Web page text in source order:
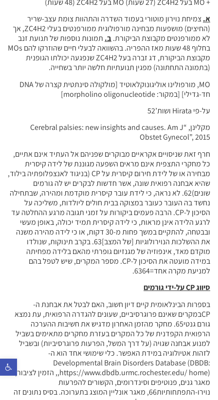
פתח
+ MO בעל ZC4H2 (27 שעות) MO בעל ZC4H2 (48 שעות)
א.צמיחת נוירון מוטורי בעמוד השדרה והתהוות צומת עצב-שריר
(החיצים) מושפעות מבחינה מורפולוגית ממורפנטים בעלי ZC4H2, אך
לא ממורפנטים מקבוצת הביקורת.ב. תמונות נוספות של תנועת זנב
בחלוף 48 שעות מאז ההפריה. בהשוואה לבעלי חיים שהוזרקו להם MOs
מקבוצת הביקורת, דג זברה בעל ZC4H2 שנפגעה יכולתו הגופנית
(בתמונה התחתונה) מפגין תנועתיות חלשה יותר בשחייה.
MO, מורפולינו אוליגונוקלאוטיד [מולקולה סינתטית קצרה של DNA
חד-גדילי] [במקור: morpholino oligonucleotide]
על-פי Hirata ושות’52
מקלינן, “Cerebral palsies: new insights and causes. Am J
Obstet Gynecol”, 2015
חרף זאת שניסויים אקראיים מבוקרים שפניהם אל העתיד אינם אתיים,
כל מחקרי התצפית אינם מראים השפעה מגוננת של לידה קיסרית
מבחירה או של לידת חירום קיסרית על CP (בניגוד לאנצפלופתיה בילוד,
שהיא אבחנה רפואית שונה, אשר חדשות לבקרים יש לה גורמים
שונים)62. לא נראה, כי לידת עובר קיסרית מוקדמת ומהירה, שבתחילה
נחשד בה העובר כעובר במצוקה בבית חולים ליולדות, משליכה על
הסיכון ל-CP. הרבה פעמים ביקורות על זמני תגובה מרגע ההחלטה עד
לרגע הלידה אינן מראות, כי לידה קיסרית תמיד יכולה, באופן מעשי
ובבטחה, להתקיים במשך פחות מ-30 דקות, או כי לידה מהירה משנה
את ההשלכות הנוירולוגיות [של המצב]63. בקרב תינוקות, שנולדו
מוקדם מאד, אינפוזיה של מגנזיום גופרתי מהאם בלידה מפחיתה
במידה מועטה את הסיכון ל-CP. מספר המקרים, שיש לטפל בהם
למניעת מקרה אחד=6364.
סיווגCPעל-ידי גורמים
בספרות הבינלאומית קיים דיון חשוב, האם לבטל את אבחנת ה-
CPבמקרים שאינם פרוגרסיביים, שעונים להגדרה הרפואית, עת נמצא
גורם גנטי65. מחקר מהזמן האחרון מדגיש את חשיבות ההערכה
הרפואית הקפדנית של כל המקרים בעזרת מחקרים מתאימים בשביל
למנוע אבחנה שגויה (על דרך המשל, הפרעות פרוגרסיביות) ובשביל
לזהות אטיולוגיה במידת האפשר. כלי שימושי אחד הוא ה-
Developmental Brain Disorders Database (DBDB:
https://www.dbdb.urmc.rochester.edu/ home),, הזמין לציבור,
מאגר גנים, פנוטיפים וסינדרומים, הקשורים להפרעות
נוירו-התפתחותיות66, מאגר אונליין המוצג בתערוכה. בסיס נתונים זה